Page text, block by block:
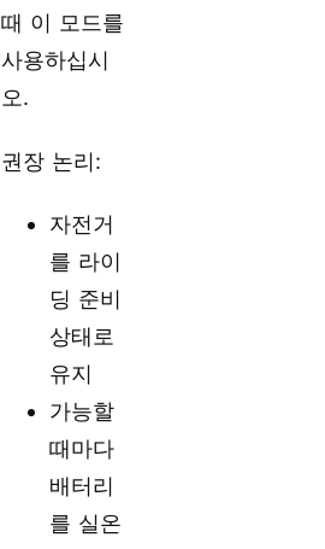
때 이 모드를
사용하십시
오.
권장 논리:
자전거
를 라이
딩 준비
상태로
유지
가능할
때마다
배터리
를 실온